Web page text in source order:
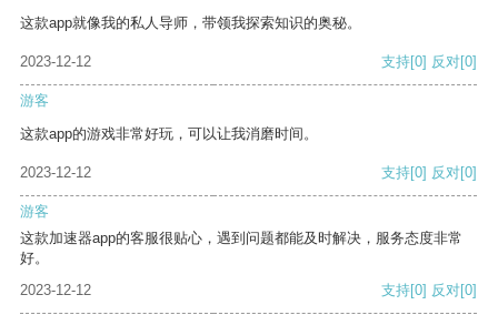
这款app就像我的私人导师，带领我探索知识的奥秘。
2023-12-12 支持[0] 反对[0]
游客
这款app的游戏非常好玩，可以让我消磨时间。
2023-12-12 支持[0] 反对[0]
游客
这款加速器app的客服很贴心，遇到问题都能及时解决，服务态度非常
好。
2023-12-12
支持[0] 反对[0]